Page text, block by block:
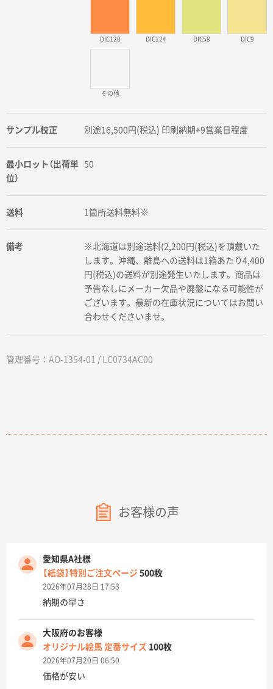
DIC120 DIC124 DIC58 DIC9
その他
サンプル校正 別途16,500円(税込) 印刷納期+9営業日程度
最小ロット（出荷単
位）
50
送料 1箇所送料無料※
備考
※北海道は別途送料(2,200円(税込)を頂戴いた
します。沖縄、離島への送料は1箱あたり4,400
円(税込)の送料が別途発生いたします。商品は
予告なしにメーカー欠品や廃盤になる可能性が
ございます。最新の在庫状況についてはお問い
合わせくださいませ。
管理番号：AO-1354-01 / LC0734AC00
お客様の声
愛知県A社様
【紙袋】特別ご注文ページ 500枚
2026年07月28日 17:53
納期の早さ
大阪府のお客様
オリジナル絵馬 定番サイズ 100枚
2026年07月20日 06:50
価格が安い